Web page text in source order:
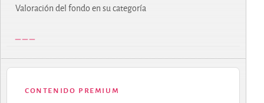
Valoración del fondo en su categoría
contenido premium